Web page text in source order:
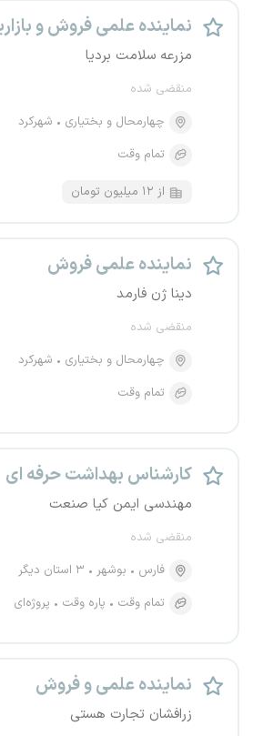
نماینده علمی فروش و
مزرعه سلامت بردیا
منقضی شده
چهارمحال و بختیاری
شهرکرد
تمام وقت
از ۱۲ میلیون تومان
نماینده علمی فروش
دینا ژن فارمد
منقضی شده
چهارمحال و بختیاری
شهرکرد
تمام وقت
کارشناس بهداشت حرفه ای
مهندسی ایمن کیا صنعت
منقضی شده
فارس
بوشهر
۳ استان دیگر
تمام وقت
پاره وقت پروژه‌ای
نماینده علمی و فروش
زرافشان تجارت هستی